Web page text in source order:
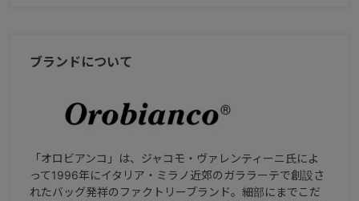
ブランドについて
「オロビアンコ」は、ジャコモ・ヴァレンティーニ氏によ
って1996年にイタリア・ミラノ近郊のガララーテで創設さ
れたバッグ発祥のファクトリーブランド。細部にまでこだ